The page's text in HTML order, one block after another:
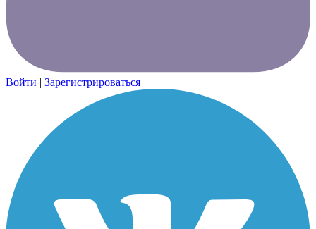
Войти | Зарегистрироваться